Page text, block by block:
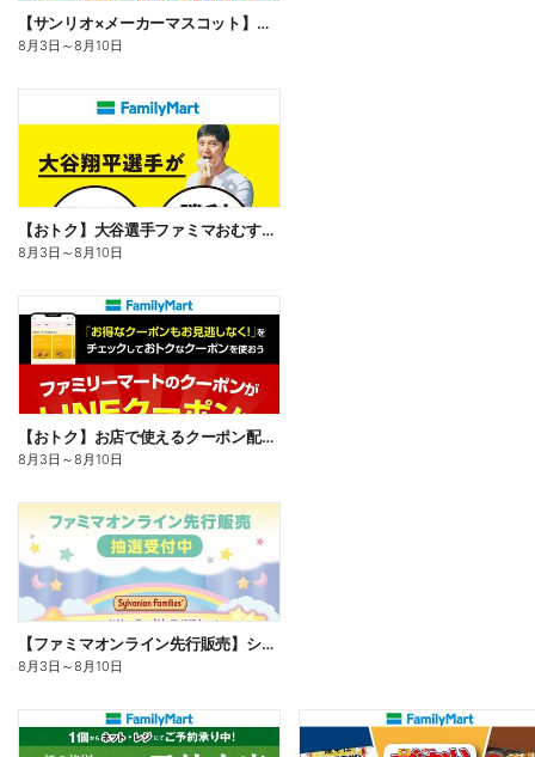
【サンリオ×メーカーマスコット】オリジナルグッズ貰える!
8月3日 ～8月10日
【おトク】大谷選手ファミマおむすび割
8月3日 ～8月10日
【おトク】お店で使えるクーポン配信中
8月3日 ～8月10日
【ファミマオンライン先行販売】シルバニアファミリー
8月3日 ～8月10日